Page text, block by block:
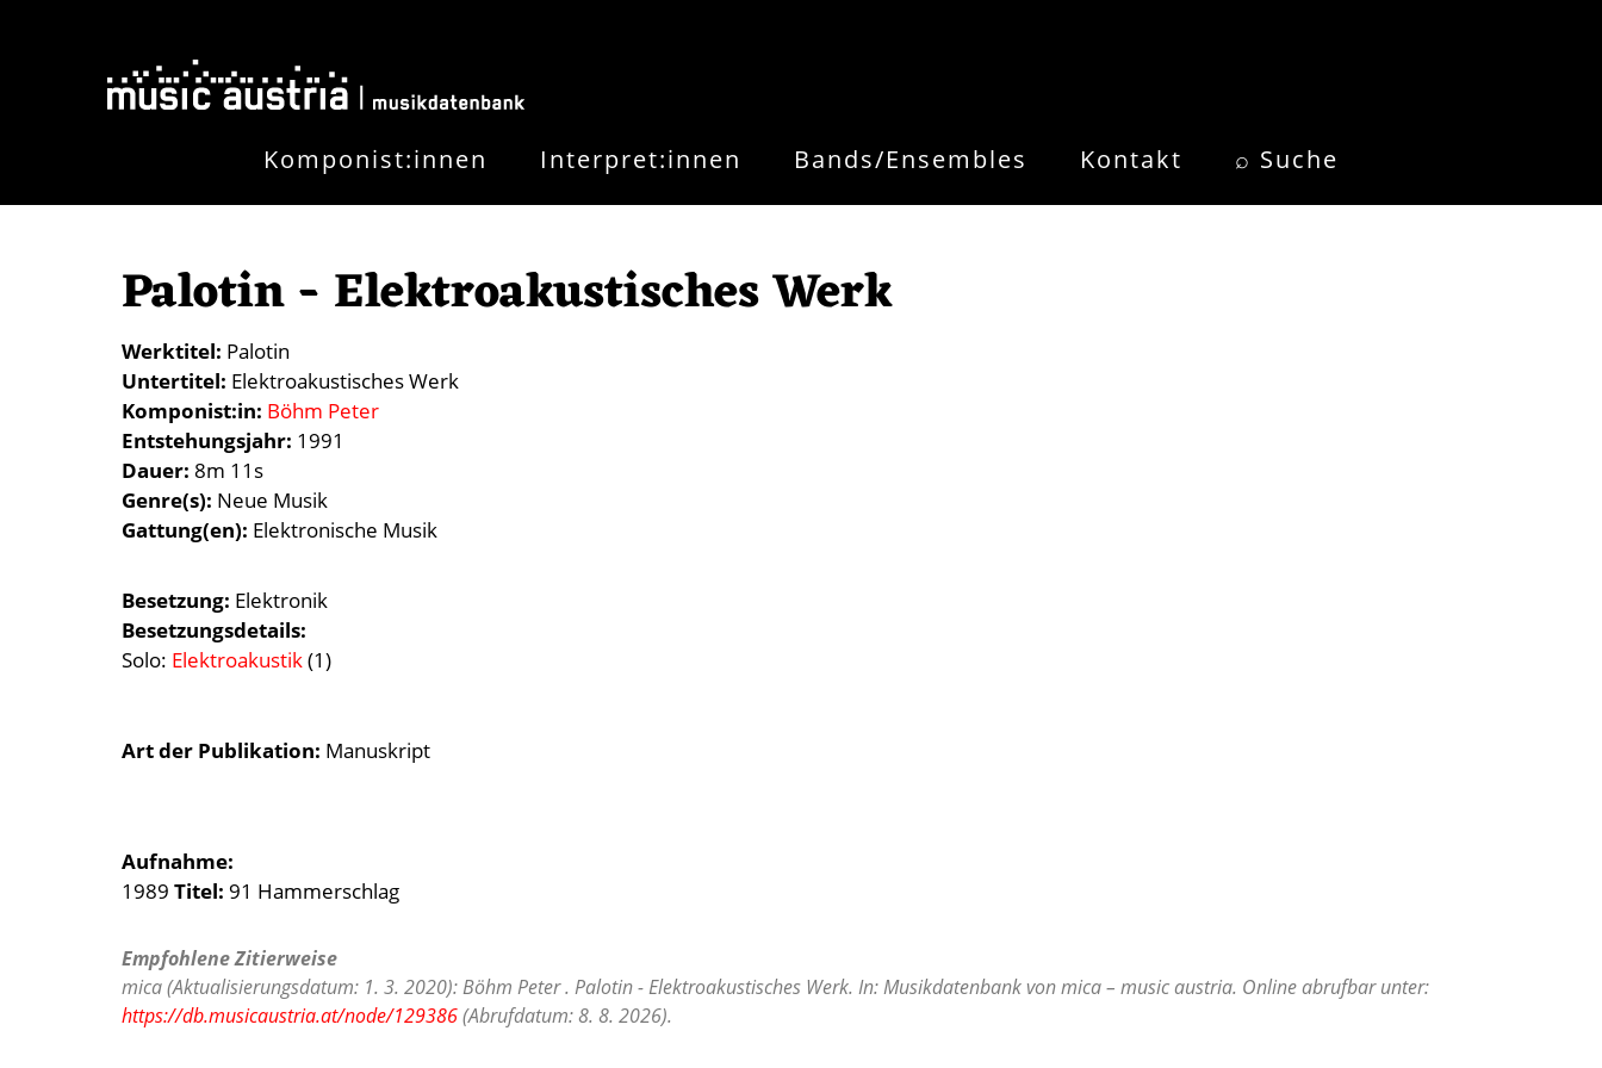
Komponist:innen Interpret:innen Bands/Ensembles Kontakt ⌕ Suche
Palotin - Elektroakustisches Werk
Werktitel Palotin
Untertitel Elektroakustisches Werk
Komponist:in Böhm Peter
Entstehungsjahr 1991
Dauer 8m 11s
Genre(s) Neue Musik
Gattung(en) Elektronische Musik
Besetzung Elektronik
Besetzungsdetails
Solo: Elektroakustik(1)
Art der Publikation Manuskript
Aufnahme:
1989 Titel: 91 Hammerschlag
Empfohlene Zitierweise
mica (Aktualisierungsdatum: 1. 3. 2020): Böhm Peter . Palotin - Elektroakustisches Werk. In: Musikdatenbank von mica – music austria. Online abrufbar unter:
https://db.musicaustria.at/node/129386(Abrufdatum: 8. 8. 2026).